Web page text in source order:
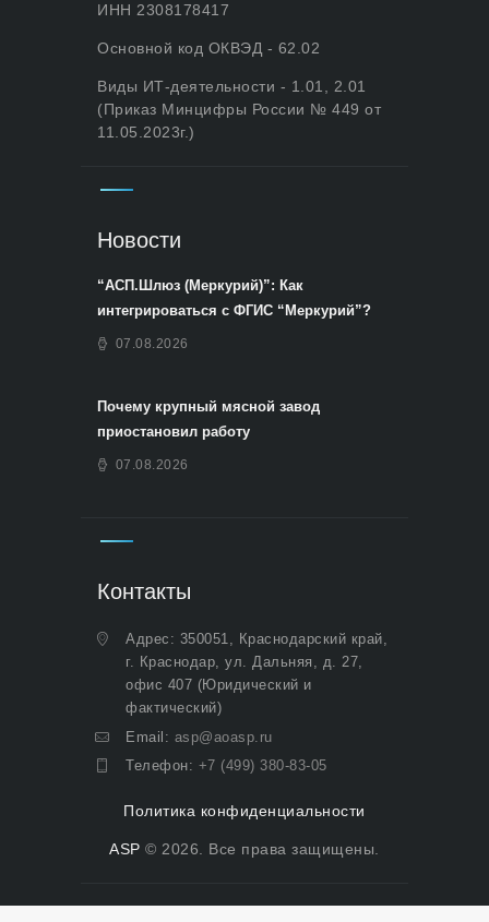
ИНН 2308178417
Основной код ОКВЭД - 62.02
Виды ИТ-деятельности - 1.01, 2.01
(Приказ Минцифры России № 449 от
11.05.2023г.)
Новости
“АСП.Шлюз (Меркурий)”: Как
интегрироваться с ФГИС “Меркурий”?
07.08.2026
Почему крупный мясной завод
приостановил работу
07.08.2026
Контакты
Адрес: 350051, Краснодарский край,
г. Краснодар, ул. Дальняя, д. 27,
офис 407 (Юридический и
фактический)
Email: asp@aoasp.ru
Телефон: +7 (499) 380-83-05
Политика конфиденциальности
ASP © 2026. Все права защищены.